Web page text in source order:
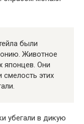
были
Животное
японцев. Они
смелость этих
убегали в дикую